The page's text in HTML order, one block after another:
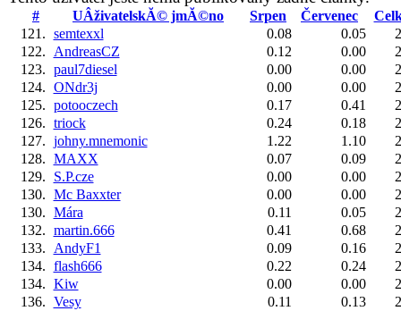
# UÂživatelskĂ© jmĂ©no Srpen Červenec
121. semtexxl 0.08 0.05
122.
AndreasCZ 0.12 0.00
123. paul7diesel 0.00 0.00
124. ONdr3j 0.00 0.00
125. potooczech 0.17 0.41
126. triock 0.24 0.18
127. johny.mnemonic 1.22 1.10
128. MAXX 0.07 0.09
129.
S.P.cze 0.00 0.00
130. Mc Baxxter 0.00 0.00
130. Mára 0.11 0.05
132. martin.666 0.41 0.68
133.
AndyF1 0.09 0.16
134. flash666 0.22 0.24
134. Kiw 0.00 0.00
136. Vesy 0.11 0.13